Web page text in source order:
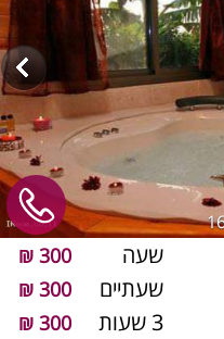
שעה 300 ₪
שעתיים 300 ₪
3 שעות 300 ₪